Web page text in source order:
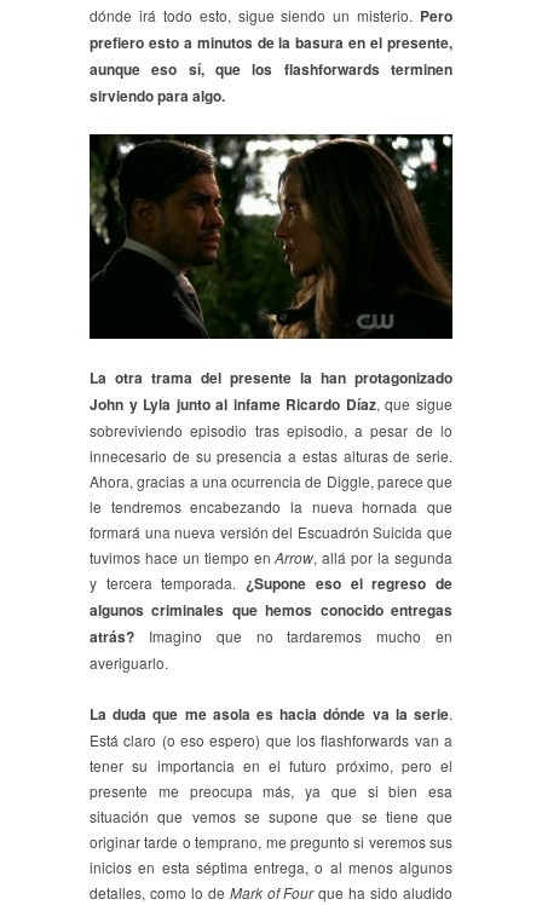
dónde irá todo esto, sigue siendo un misterio. Pero
prefiero esto a minutos de la basura en el presente,
aunque eso sí, que los flashforwards terminen
sirviendo para algo.
La otra trama del presente la han protagonizado
John y Lyla junto al infame Ricardo Díaz, que sigue
sobreviviendo episodio tras episodio, a pesar de lo
innecesario de su presencia a estas alturas de serie.
Ahora, gracias a una ocurrencia de Diggle, parece que
le tendremos encabezando la nueva hornada que
formará una nueva versión del Escuadrón Suicida que
tuvimos hace un tiempo enArrow, allá por la segunda
y tercera temporada. ¿Supone eso el regreso de
algunos criminales que hemos conocido entregas
atrás? Imagino que no tardaremos mucho en
averiguarlo.
La duda que me asola es hacia dónde va la serie.
Está claro (o eso espero) que los flashforwards van a
tener su importancia en el futuro próximo, pero el
presente me preocupa más, ya que si bien esa
situación que vemos se supone que se tiene que
originar tarde o temprano, me pregunto si veremos sus
inicios en esta séptima entrega, o al menos algunos
detalles, como lo de Mark of Fourque ha sido aludido